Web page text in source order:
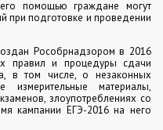
помощью граждане могут
при подготовке и проведении
Рособрнадзором в 2016
правил и процедуры сдачи
в том числе, о незаконных
измерительные материалы,
злоупотреблениях со
кампании ЕГЭ-2016 на него